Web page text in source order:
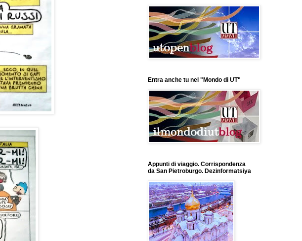
Entra anche tu nel "Mondo di UT"
Appunti di viaggio. Corrispondenza
da San Pietroburgo. Dezinformatsiya